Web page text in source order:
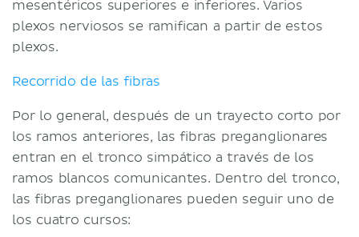
mesentéricos superiores e inferiores. Varios
plexos nerviosos se ramifican a partir de estos
plexos.
Recorrido de las fibras
Por lo general, después de un trayecto corto por
los ramos anteriores, las fibras preganglionares
entran en el tronco simpático a través de los
ramos blancos comunicantes. Dentro del tronco,
las fibras preganglionares pueden seguir uno de
los cuatro cursos: